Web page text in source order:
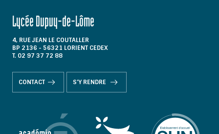
Lycée Dupuy-de-Lôme
4, RUE JEAN LE COUTALLER
BP 2136 - 56321 LORIENT CEDEX
T. 02 97 37 72 88
CONTACT S'Y RENDRE